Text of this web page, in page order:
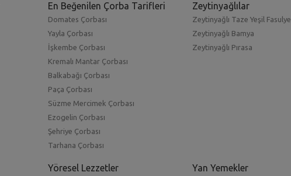
En Beğenilen Çorba Tarifleri
Domates Çorbası
Yayla Çorbası
İşkembe Çorbası
Kremalı Mantar Çorbası
Balkabağı Çorbası
Paça Çorbası
Süzme Mercimek Çorbası
Ezogelin Çorbası
Şehriye Çorbası
Tarhana Çorbası
Zeytinyağlılar
Zeytinyağlı Taze Yeşil Fasulye
Zeytinyağlı Bamya
Zeytinyağlı Pırasa
Yöresel Lezzetler Yan Yemekler